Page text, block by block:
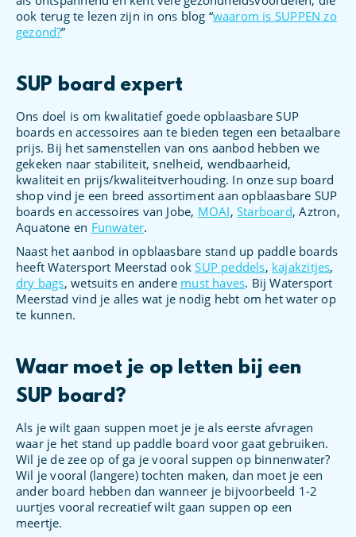
ook terug te lezen zijn in ons blog “waarom is SUPPEN zo
gezond?”
SUP board expert
Ons doel is om kwalitatief goede opblaasbare SUP
boards en accessoires aan te bieden tegen een betaalbare
prijs. Bij het samenstellen van ons aanbod hebben we
gekeken naar stabiliteit, snelheid, wendbaarheid,
kwaliteit en prijs/kwaliteitverhouding. In onze sup board
shop vind je een breed assortiment aan opblaasbare SUP
boards en accessoires van Jobe, MOAI, Starboard, Aztron,
Aquatone en Funwater.
Naast het aanbod in opblaasbare stand up paddle boards
heeft Watersport Meerstad ookSUP peddels, kajakzitjes,
dry bags, wetsuits en andere must haves. Bij Watersport
Meerstad vind je alles wat je nodig hebt om het water op
te kunnen.
Waar moet je op letten bij een
SUP board?
Als je wilt gaan suppen moet je je als eerste afvragen
waar je het stand up paddle board voor gaat gebruiken.
Wil je de zee op of ga je vooral suppen op binnenwater?
Wil je vooral (langere) tochten maken, dan moet je een
ander board hebben dan wanneer je bijvoorbeeld 1-2
uurtjes vooral recreatief wilt gaan suppen op een
meertje.